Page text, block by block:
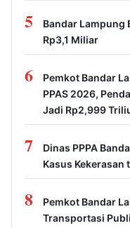
Pemkot Bandar
Jalan Mulai
Bandar Lampung
Kabupaten Solok,
Kendalikan Inflasi
Disdikbud
Sekolah Dilarang
Musim Kemarau,